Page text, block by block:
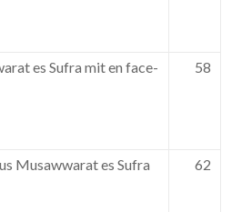
es Sufra mit en face-
58
Musawwarat es Sufra
62